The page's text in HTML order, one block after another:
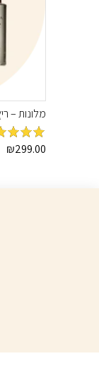
מלונות – ריץ
מדורג5
₪299.00